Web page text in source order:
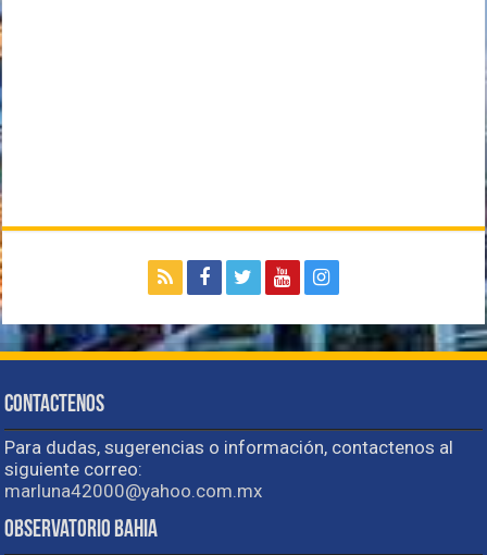
Contactenos
Para dudas, sugerencias o información, contactenos al
siguiente correo:
marluna42000@yahoo.com.mx
Observatorio Bahia